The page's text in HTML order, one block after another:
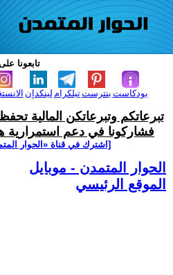
تابعونا
لينكدإن تيلكرامبنترست بودكاست
تبرعاتكم وتبرعاتكن المالية
فشاركونا في دعم استمرارية
[اشترك في قناة ‫«الحوار
الحوار المتمدن - موبايل
الموقع الرئيسي